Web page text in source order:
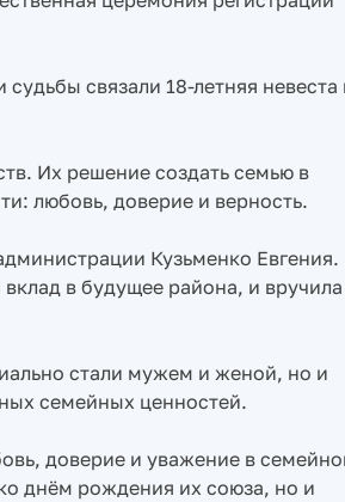
связали 18-летняя невеста
Их решение создать семью в
любовь, доверие и верность.
Кузьменко Евгения.
в будущее района, и вручила
стали мужем и женой, но и
семейных ценностей.
доверие и уважение в
днём рождения их союза, но и